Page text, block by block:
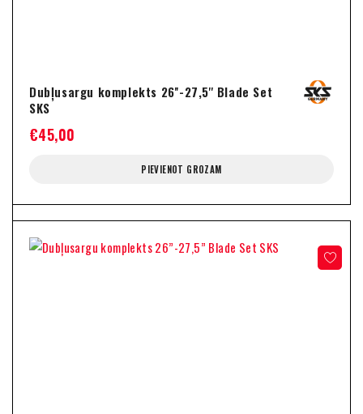
Dubļusargu komplekts 26''-27,5'' Blade Set
SKS
€45,00
PIEVIENOT GROZAM